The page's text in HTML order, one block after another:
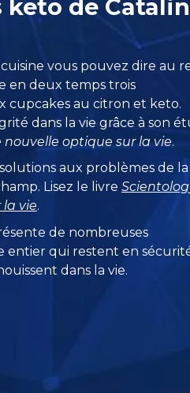
keto de
vous pouvez dire au
en deux temps trois
cupcakes au citron et keto.
dans la vie grâce à son
nouvelle optique sur la vie.
aux problèmes de la
Lisez le livre
vie.
de nombreuses
entier qui restent en
dans la vie.